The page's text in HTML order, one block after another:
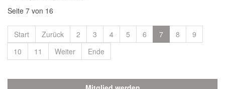
Seite 7 von 16
Start Zurück 2 3 4 5 6 7 8
9
10
11 Weiter Ende